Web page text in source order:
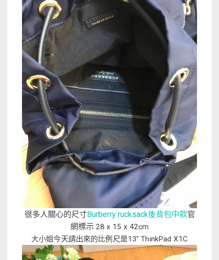
很多人關心的尺寸Burberry rucksack後背包中款官
網標示 28 x 15 x 42cm
大小姐今天請出來的比例尺是13″ ThinkPad X1C